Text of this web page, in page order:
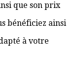
que son prix
bénéficiez ainsi
à votre